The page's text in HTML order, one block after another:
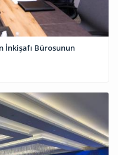
İnkişafı Bürosunun